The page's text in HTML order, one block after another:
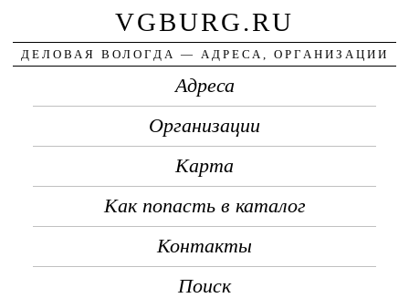
VGBURG.RU
ДЕЛОВАЯ ВОЛОГДА — АДРЕСА, ОРГАНИЗАЦИИ
Адреса
Организации
Карта
Как попасть в каталог
Контакты
Поиск